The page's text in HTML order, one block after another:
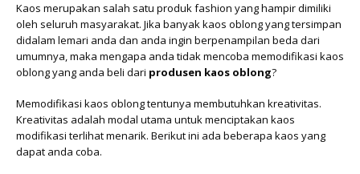
Kaos merupakan salah satu produk fashion yang hampir dimiliki
oleh seluruh masyarakat. Jika banyak kaos oblong yang tersimpan
didalam lemari anda dan anda ingin berpenampilan beda dari
umumnya, maka mengapa anda tidak mencoba memodifikasi kaos
oblong yang anda beli dari produsen kaos oblong?
Memodifikasi kaos oblong tentunya membutuhkan kreativitas.
Kreativitas adalah modal utama untuk menciptakan kaos
modifikasi terlihat menarik. Berikut ini ada beberapa kaos yang
dapat anda coba.